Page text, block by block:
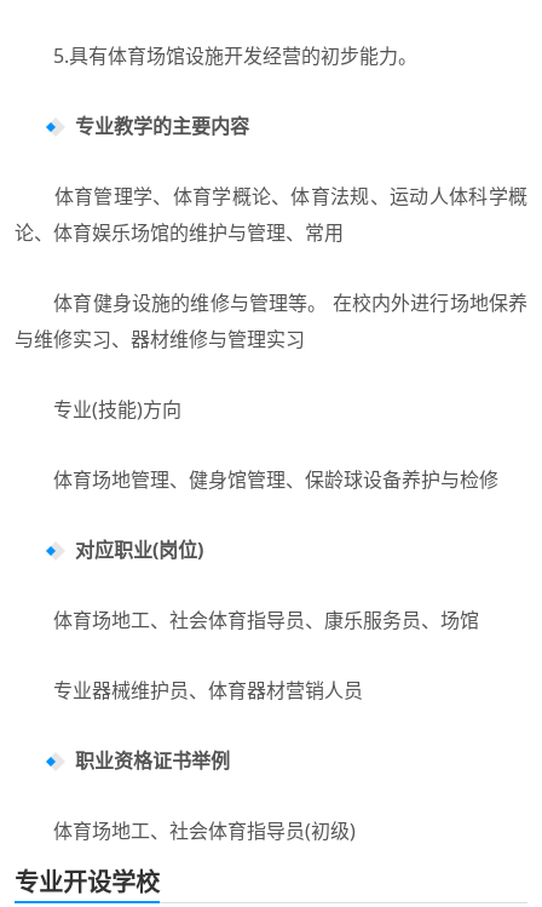
5.具有体育场馆设施开发经营的初步能力。
专业教学的主要内容
体育管理学、体育学概论、体育法规、运动人体科学概
论、体育娱乐场馆的维护与管理、常用
体育健身设施的维修与管理等。 在校内外进行场地保养
与维修实习、器材维修与管理实习
专业(技能)方向
体育场地管理、健身馆管理、保龄球设备养护与检修
对应职业(岗位)
体育场地工、社会体育指导员、康乐服务员、场馆
专业器械维护员、体育器材营销人员
职业资格证书举例
体育场地工、社会体育指导员(初级)
专业开设学校